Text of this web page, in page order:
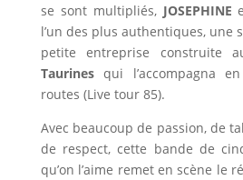
se sont multipliés, JOSEPHINE
l’un des plus authentiques, une
petite entreprise construite
Taurinesqui l’accompagna
routes (Live tour 85).
Avec beaucoup de passion, de
de respect, cette bande de
qu’on l’aime remet en scène le